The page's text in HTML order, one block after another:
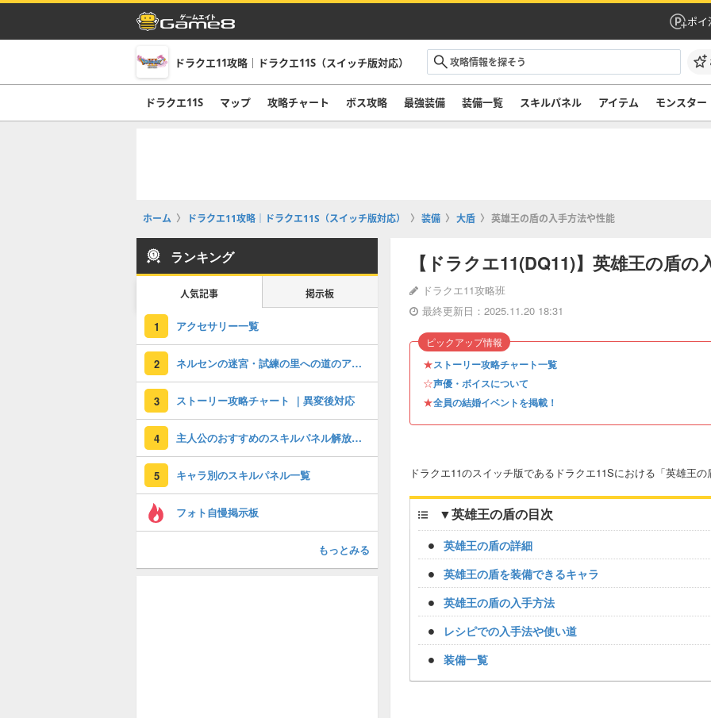
ポイ
ドラクエ11攻略｜ドラクエ11S（スイッチ版対応）
ドラクエ11S マップ 攻略チャート ボス攻略 最強装備 装備一覧 スキルパネル アイテム モンスター
ホーム ドラクエ11攻略｜ドラクエ11S（スイッチ版対応） 装備 大盾 英雄王の盾の入手方法や性能
【ドラクエ11(DQ11)】英雄王の盾の
ドラクエ11攻略班
最終更新日：2025.11.20 18:31
★ストーリー攻略チャート一覧
☆声優・ボイスについて
★全員の結婚イベントを掲載！
ピックアップ情報
ドラクエ11のスイッチ版であるドラクエ11Sにおける「英雄王
▼英雄王の盾の目次
英雄王の盾の詳細
英雄王の盾を装備できるキャラ
英雄王の盾の入手方法
レシピでの入手法や使い道
装備一覧
ランキング
人気記事 掲示板
1 アクセサリー一覧
2 ネルセンの迷宮・試練の里への道のアイテムとマップ
3 ストーリー攻略チャート ｜異変後対応
4 主人公のおすすめのスキルパネル解放ルート
5 キャラ別のスキルパネル一覧
フォト自慢掲示板
もっとみる